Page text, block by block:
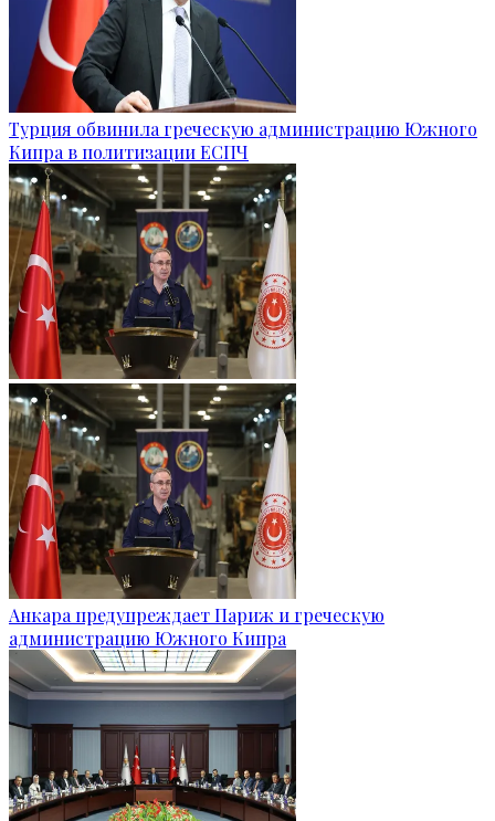
Турция обвинила греческую администрацию Южного
Кипра в политизации ЕСПЧ
Анкара предупреждает Париж и греческую
администрацию Южного Кипра